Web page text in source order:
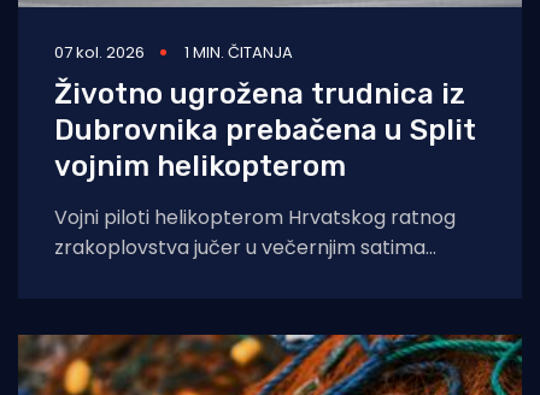
07 kol. 2026 1 MIN. ČITANJA
Životno ugrožena trudnica iz
Dubrovnika prebačena u Split
vojnim helikopterom
Vojni piloti helikopterom Hrvatskog ratnog
zrakoplovstva jučer u večernjim satima